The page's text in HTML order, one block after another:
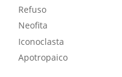
Refuso
Neofita
Iconoclasta
Apotropaico